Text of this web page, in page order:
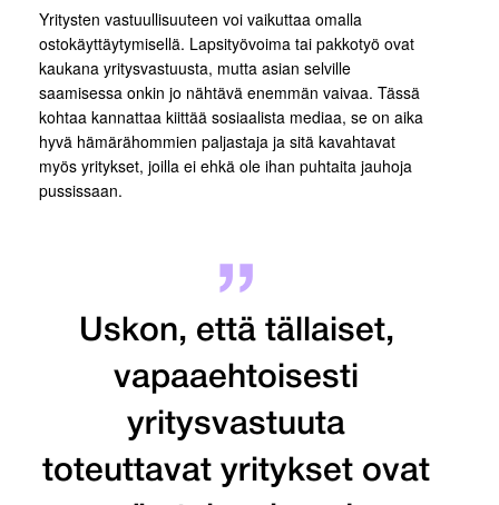
Yritysten vastuullisuuteen voi vaikuttaa omalla
ostokäyttäytymisellä. Lapsityövoima tai pakkotyö ovat
kaukana yritysvastuusta, mutta asian selville
saamisessa onkin jo nähtävä enemmän vaivaa. Tässä
kohtaa kannattaa kiittää sosiaalista mediaa, se on aika
hyvä hämärähommien paljastaja ja sitä kavahtavat
myös yritykset, joilla ei ehkä ole ihan puhtaita jauhoja
pussissaan.
Uskon, että tällaiset,
vapaaehtoisesti
yritysvastuuta
toteuttavat yritykset ovat